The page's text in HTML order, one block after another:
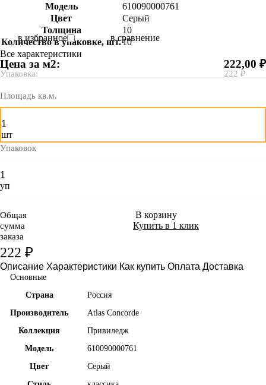
Модель
610090000761
Цвет
Серый
Толщина
10
Количество в упаковке, шт.10
Все характеристики
в избранное в сравнение
Цена за м2:
Упаковка:
222,00 ₽
222 ₽
Площадь кв.м.
шт
Упаковок
уп
Общая
сумма
заказа
222 ₽
В корзину
Купить в 1 клик
Описание Характеристики Как купить Оплата Доставка
Основные
Страна
Россия
Производитель
Atlas Concorde
Коллекция
Привиледж
Модель
610090000761
Цвет
Серый